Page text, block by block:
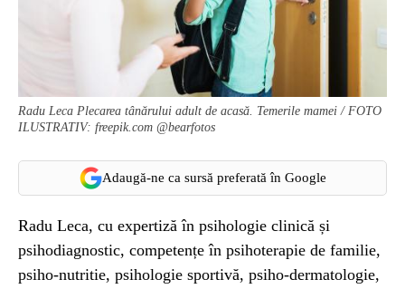
Radu Leca Plecarea tânărului adult de acasă. Temerile mamei / FOTO
ILUSTRATIV: freepik.com @bearfotos
Adaugă-ne ca sursă preferată în Google
Radu Leca, cu expertiză în psihologie clinică și
psihodiagnostic, competențe în psihoterapie de familie,
psiho-nutritie, psihologie sportivă, psiho-dermatologie,